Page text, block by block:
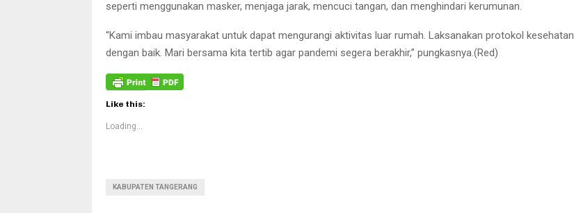
seperti menggunakan masker, menjaga jarak, mencuci tangan, dan menghindari kerumunan.
“Kami imbau masyarakat untuk dapat mengurangi aktivitas luar rumah. Laksanakan protokol kesehatan
dengan baik. Mari bersama kita tertib agar pandemi segera berakhir,” pungkasnya.(Red)
Like this:
Loading...
KABUPATEN TANGERANG